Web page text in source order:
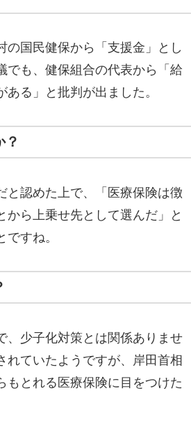
国民健保から「支援金」とし
でも、健保組合の代表から「給
る」と批判が出ました。
？
と認めた上で、「医療保険は徴
ら上乗せ先として選んだ」と
ですね。
、少子化対策とは関係ありませ
れていたようですが、岸田首相
もとれる医療保険に目をつけた